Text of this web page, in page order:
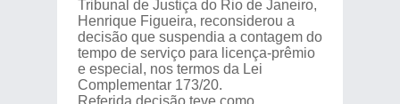
Tribunal de Justiça do Rio de Janeiro,
Henrique Figueira, reconsiderou a
decisão que suspendia a contagem do
tempo de serviço para licença-prêmio
e especial, nos termos da Lei
Complementar 173/20.
Referida decisão teve como